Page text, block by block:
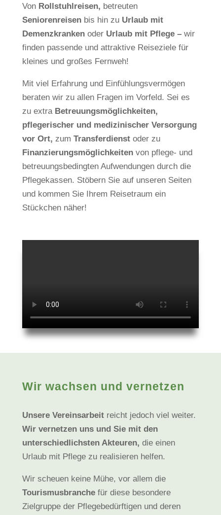
Von Rollstuhlreisen, betreuten
Seniorenreisenbis hin zu Urlaub mit
Demenzkrankenoder Urlaub mit Pflege –wir
finden passende und attraktive Reiseziele für
kleines und großes Fernweh!
Mit viel Erfahrung und Einfühlungsvermögen
beraten wir zu allen Fragen im Vorfeld. Sei es
zu extra Betreuungsmöglichkeiten,
pflegerischer und medizinischer Versorgung
vor Ort, zum Transferdienstoder zu
Finanzierungsmöglichkeitenvon pflege- und
betreuungsbedingten Aufwendungen durch die
Pflegekassen. Stöbern Sie auf unseren Seiten
und kommen Sie Ihrem Reisetraum ein
Stückchen näher!
Wir wachsen und vernetzen
Unsere Vereinsarbeitreicht jedoch viel weiter.
Wir vernetzen uns und Sie mit den
unterschiedlichsten Akteuren, die einen
Urlaub mit Pflege zu realisieren helfen.
Wir scheuen keine Mühe, vor allem die
Tourismusbranchefür diese besondere
Zielgruppe der Pflegebedürftigen und deren